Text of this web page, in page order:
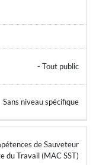
- Tout public
Sans niveau spécifique
de Sauveteur
du Travail (MAC SST)